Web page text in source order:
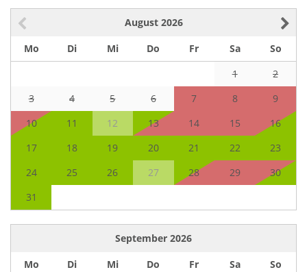
August 2026
Mo
Di Mi Do Fr Sa
So
1
2
3
4 5 6 7 8
9
10
11 12 13 14 15
16
17
18 19 20 21 22
23
24
25 26 27 28 29
30
31
September 2026
Mo
Di Mi Do Fr Sa
So